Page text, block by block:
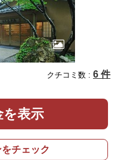
クチコミ数 : 6 件
を表示
チェック